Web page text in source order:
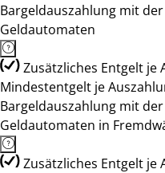
Bargeldauszahlung mit
Geldautomaten
Zusätzliches Entgelt je
Mindestentgelt je
Bargeldauszahlung mit
Geldautomaten in
Zusätzliches Entgelt je